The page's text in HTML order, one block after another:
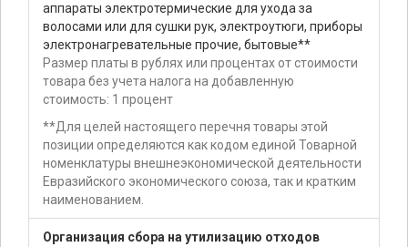
аппараты электротермические для ухода за
волосами или для сушки рук, электроутюги, приборы
электронагревательные прочие, бытовые**
Размер платы в рублях или процентах от стоимости
товара без учета налога на добавленную
стоимость: 1 процент
**Для целей настоящего перечня товары этой
позиции определяются как кодом единой Товарной
номенклатуры внешнеэкономической деятельности
Евразийского экономического союза, так и кратким
наименованием.
Организация сбора на утилизацию отходов